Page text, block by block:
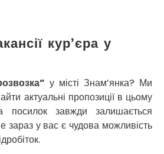
кур’єра у
у місті Знам’янка? Ми
актуальні пропозиції в цьому
посилок завжди залишається
зараз у вас є чудова можливість